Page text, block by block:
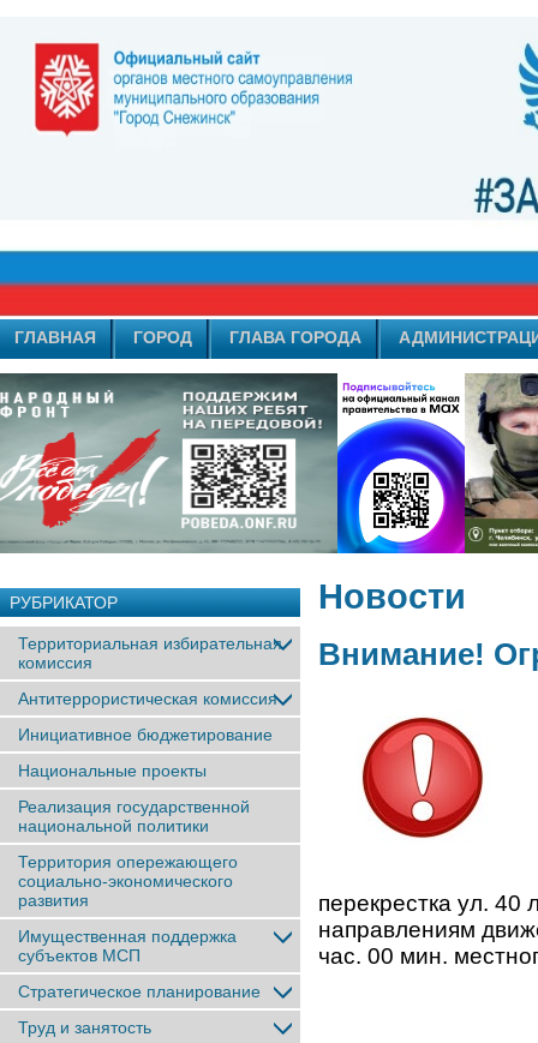
ГЛАВНАЯ ГОРОД ГЛАВА ГОРОДА
РУБРИКАТОР
Территориальная избирательная
комиссия
Антитеррористическая комиссия
Инициативное бюджетирование
Национальные проекты
Реализация государственной
национальной политики
Территория опережающего
социально-экономического
развития
Имущественная поддержка
субъектов МСП
Стратегическое планирование
Труд и занятость
Новости
Внимание!
перекрестка ул.
направлениям
час. 00 мин.